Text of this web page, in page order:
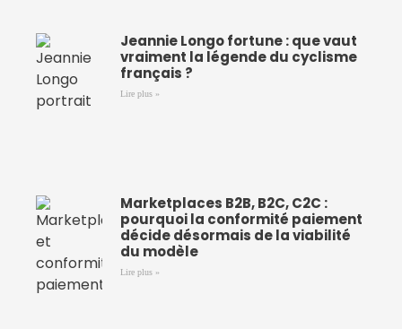
Jeannie Longo fortune : que vaut
vraiment la légende du cyclisme
français ?
Lire plus »
Marketplaces B2B, B2C, C2C :
pourquoi la conformité paiement
décide désormais de la viabilité
du modèle
Lire plus »